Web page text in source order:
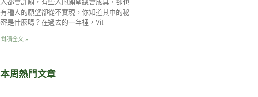
人都會許願，有些人的願望總會成真，卻也
有種人的願望卻從不實現，你知道其中的秘
密是什麼嗎？在過去的一年裡，Vit
閱讀全文 »
本周熱門文章